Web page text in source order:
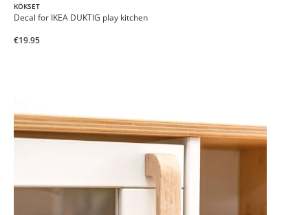
KÖKSET
Decal for IKEA DUKTIG play kitchen
€19.95